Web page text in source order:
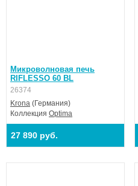
Микроволновая печь
RIFLESSO 60 BL
26374
Krona (Германия)
Коллекция Optima
27 890 руб.